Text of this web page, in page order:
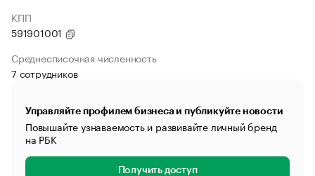
КПП
591901001
Среднесписочная численность
7 сотрудников
Управляйте профилем бизнеса и публикуйте новости
Повышайте узнаваемость и развивайте личный бренд
на РБК
Получить доступ